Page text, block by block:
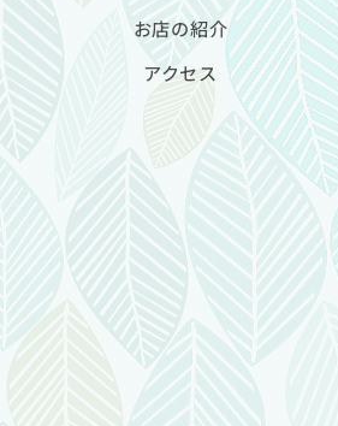
お店の紹介
アクセス